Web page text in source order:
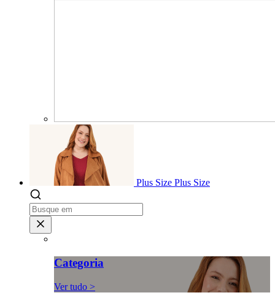
Plus Size Plus Size
Categoria
Ver tudo >